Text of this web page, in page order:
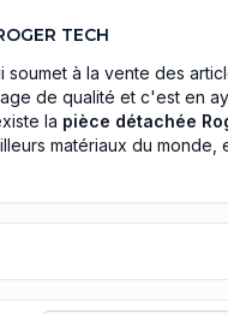
TECH
soumet à la vente des
de qualité et c'est en
la pièce détachée
matériaux du monde,
un automatisme qui
à tomber en panne,
machine à laver, qui
provenant de l'eau, qu'elle